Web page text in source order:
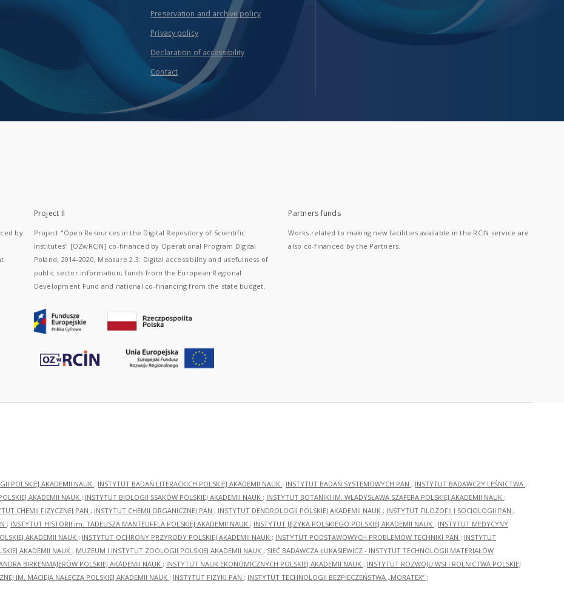
Preservation and archive policy
Privacy policy
Declaration of accessibility
Contact
by
Project II
Project "Open Resources in the Digital Repository of Scientific
Institutes" [OZwRCIN] co-financed by Operational Program Digital
Poland, 2014-2020, Measure 2.3: Digital accessibility and usefulness of
public sector information; funds from the European Regional
Development Fund and national co-financing from the state budget.
Partners funds
Works related to making new facilities available in the RCIN service are
also co-financed by the Partners.
POLSKIEJ AKADEMII NAUK ; INSTYTUT BADAŃ LITERACKICH POLSKIEJ AKADEMII NAUK ; INSTYTUT BADAŃ SYSTEMOWYCH PAN ; INSTYTUT BADAWCZY LEŚNICTWA ;
AKADEMII NAUK ; INSTYTUT BIOLOGII SSAKÓW POLSKIEJ AKADEMII NAUK ; INSTYTUT BOTANIKI IM. WŁADYSŁAWA SZAFERA POLSKIEJ AKADEMII NAUK ;
CHEMII FIZYCZNEJ PAN ; INSTYTUT CHEMII ORGANICZNEJ PAN ; INSTYTUT DENDROLOGII POLSKIEJ AKADEMII NAUK ; INSTYTUT FILOZOFII I SOCJOLOGII PAN ;
; INSTYTUT HISTORII im. TADEUSZA MANTEUFFLA POLSKIEJ AKADEMII NAUK ; INSTYTUT JĘZYKA POLSKIEGO POLSKIEJ AKADEMII NAUK ; INSTYTUT MEDYCYNY
AKADEMII NAUK ; INSTYTUT OCHRONY PRZYRODY POLSKIEJ AKADEMII NAUK ; INSTYTUT PODSTAWOWYCH PROBLEMÓW TECHNIKI PAN ; INSTYTUT
AKADEMII NAUK ; MUZEUM I INSTYTUT ZOOLOGII POLSKIEJ AKADEMII NAUK ; SIEĆ BADAWCZA ŁUKASIEWICZ - INSTYTUT TECHNOLOGII MATERIAŁÓW
BIRKENMAJERÓW POLSKIEJ AKADEMII NAUK ; INSTYTUT NAUK EKONOMICZNYCH POLSKIEJ AKADEMII NAUK ; INSTYTUT ROZWOJU WSI I ROLNICTWA POLSKIEJ
IM. MACIEJA NAŁĘCZA POLSKIEJ AKADEMII NAUK ; INSTYTUT FIZYKI PAN ; INSTYTUT TECHNOLOGII BEZPIECZEŃSTWA „MORATEX” ;